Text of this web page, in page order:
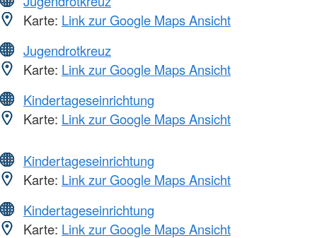
Karte: Link zur Google Maps Ansicht
Jugendrotkreuz
Karte: Link zur Google Maps Ansicht
Kindertageseinrichtung
Karte: Link zur Google Maps Ansicht
Kindertageseinrichtung
Karte: Link zur Google Maps Ansicht
Kindertageseinrichtung
Karte: Link zur Google Maps Ansicht